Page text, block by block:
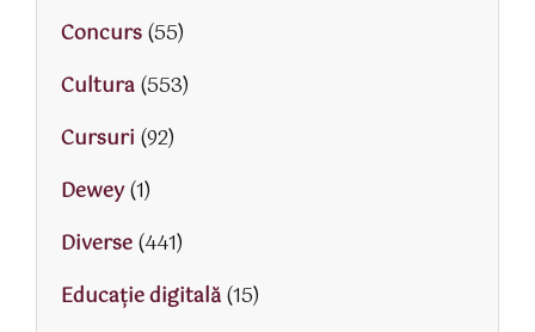
Concurs(55)
Cultura(553)
Cursuri (92)
Dewey(1)
Diverse(441)
Educaţie digitală(15)